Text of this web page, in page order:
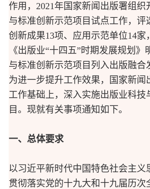
作用，2021年国家新闻出版署组织
与标准创新示范项目试点工作，评
创新成果13项、应用示范单位14家
《出版业“十四五”时期发展规划
与标准创新示范项目列入出版融合
为进一步提升工作效果，国家新闻
工作基础上，深入实施出版业科技
目。现就有关事项通知如下。
一、总体要求
以习近平新时代中国特色社会主义
贯彻落实党的十九大和十九届历次